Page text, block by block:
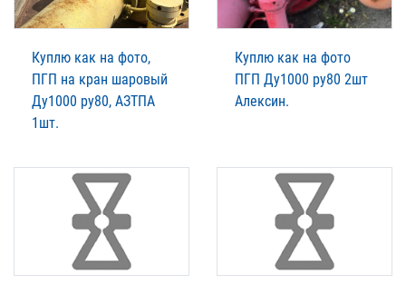
Куплю как на фото,
ПГП на кран шаровый
Ду1000 ру80, АЗТПА
1шт.
Куплю как на фото
ПГП Ду1000 ру80 2шт
Алексин.